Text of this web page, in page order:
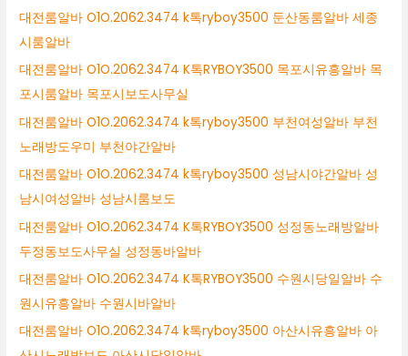
대전룸알바 O1O.2062.3474 k톡ryboy3500 둔산동룸알바 세종
시룸알바
대전룸알바 O1O.2062.3474 K톡RYBOY3500 목포시유흥알바 목
포시룸알바 목포시보도사무실
대전룸알바 O1O.2062.3474 k톡ryboy3500 부천여성알바 부천
노래방도우미 부천야간알바
대전룸알바 O1O.2062.3474 k톡ryboy3500 성남시야간알바 성
남시여성알바 성남시룸보도
대전룸알바 O1O.2062.3474 K톡RYBOY3500 성정동노래방알바
두정동보도사무실 성정동바알바
대전룸알바 O1O.2062.3474 K톡RYBOY3500 수원시당일알바 수
원시유흥알바 수원시바알바
대전룸알바 O1O.2062.3474 k톡ryboy3500 아산시유흥알바 아